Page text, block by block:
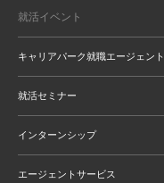
就活イベント
キャリアパーク就職エージェント
就活セミナー
インターンシップ
エージェントサービス